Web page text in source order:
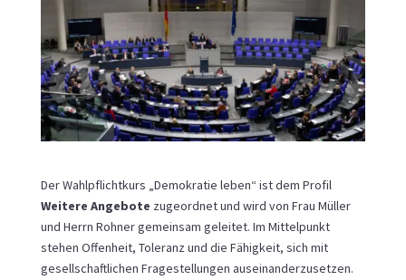
Der Wahlpflichtkurs „Demokratie leben“ ist dem Profil
Weitere Angebote zugeordnet und wird von Frau Müller
und Herrn Rohner gemeinsam geleitet. Im Mittelpunkt
stehen Offenheit, Toleranz und die Fähigkeit, sich mit
gesellschaftlichen Fragestellungen auseinanderzusetzen.